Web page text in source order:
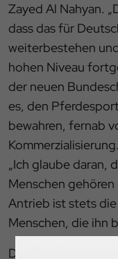
Zayed Al Nahyan.
dass das für
weiterbestehen
hohen Niveau
der neuen
es, den
bewahren, fernab
„Ich glaube daran,
Menschen
Antrieb ist stets
Menschen, die ihn
Die